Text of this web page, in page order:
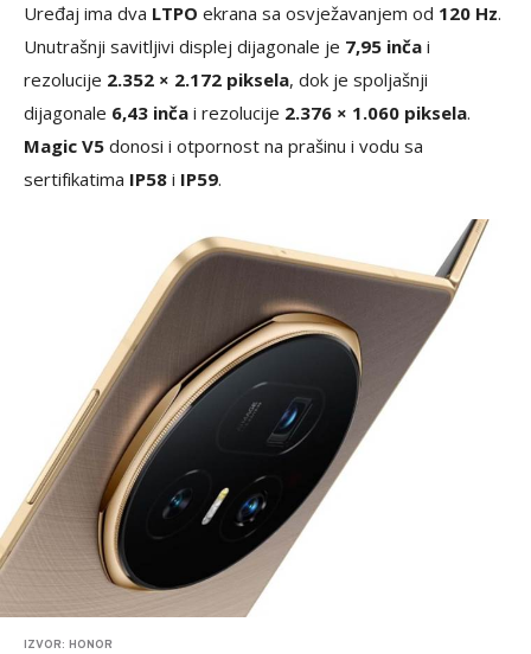
Uređaj ima dva LTPO ekrana sa osvježavanjem od 120 Hz.
Unutrašnji savitljivi displej dijagonale je 7,95 inča i
rezolucije 2.352 × 2.172 piksela, dok je spoljašnji
dijagonale 6,43 inča i rezolucije 2.376 × 1.060 piksela.
Magic V5 donosi i otpornost na prašinu i vodu sa
sertifikatima IP58 i IP59.
IZVOR: HONOR